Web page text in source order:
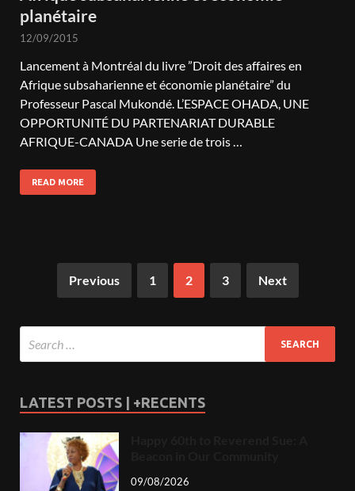
planétaire
12/09/2015
Lancement à Montréal du livre ”Droit des affaires en
Afrique subsaharienne et économie planétaire” du
Professeur Pascal Mukondé. L’ESPACE OHADA, UNE
OPPORTUNITÉ DU PARTENARIAT DURABLE
AFRIQUE-CANADA Une serie de trois …
READ MORE
Previous 1 2 3 Next
LATEST POSTS | +RECENTS
09/08/2026